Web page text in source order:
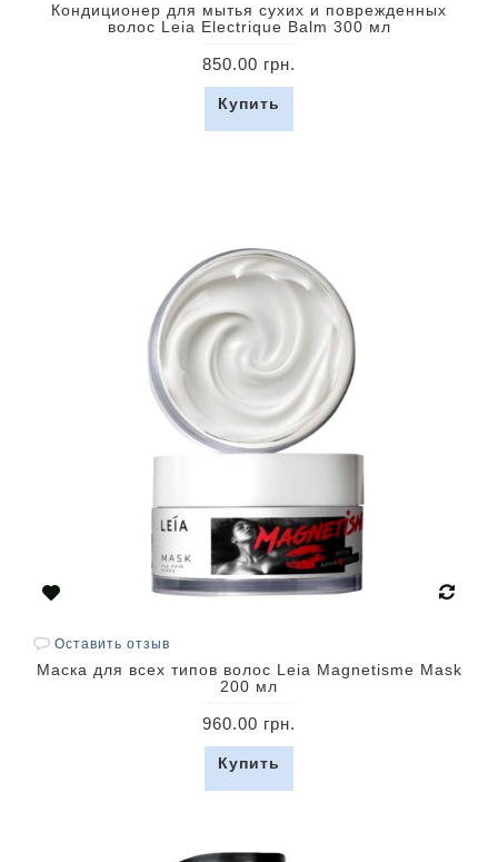
Кондиционер для мытья сухих и поврежденных
волос Leia Electrique Balm 300 мл
850.00 грн.
Купить
Оставить отзыв
Маска для всех типов волос Leia Magnetisme Mask
200 мл
960.00 грн.
Купить